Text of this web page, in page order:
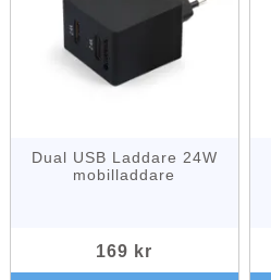
Dual USB Laddare 24W
mobilladdare
169 kr